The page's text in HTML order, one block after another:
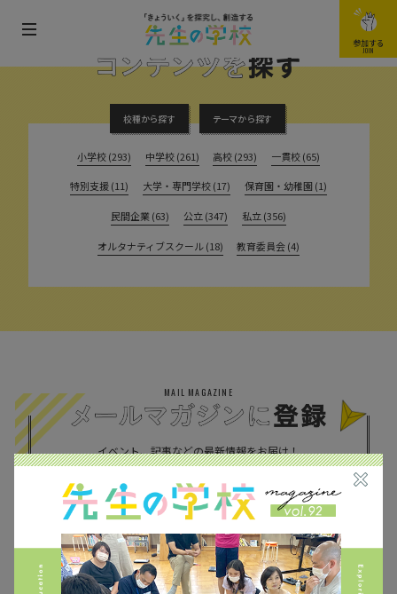
メ
ニ
参加する
JOIN
FIND THE CONTENTS
校種から探す テーマから探す
小学校 (293) 中学校 (261) 高校 (293) 一貫校 (65)
特別支援 (11) 大学・専門学校 (17) 保育園・幼稚園 (1)
民間企業 (63) 公立 (347) 私立 (356)
オルタナティブスクール (18) 教育委員会 (4)
MAIL MAGAZINE
イベント、記事などの最新情報をお届け！
個人情報の取扱 について同意します。